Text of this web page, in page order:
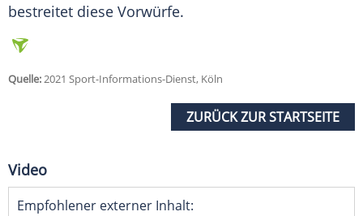
bestreitet diese Vorwürfe.
Quelle:2021 Sport-Informations-Dienst, Köln
ZURÜCK ZUR STARTSEITE
Video
Empfohlener externer Inhalt: